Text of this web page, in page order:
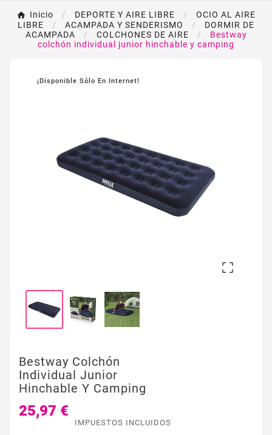
Inicio DEPORTE Y AIRE LIBRE
OCIO AL AIRE
LIBRE
ACAMPADA Y SENDERISMO
DORMIR DE
ACAMPADA
COLCHONES DE AIRE
Bestway
colchón individual junior hinchable y camping
¡Disponible Sólo En Internet!

Bestway Colchón
Individual Junior
Hinchable Y Camping
25,97 €
IMPUESTOS INCLUIDOS